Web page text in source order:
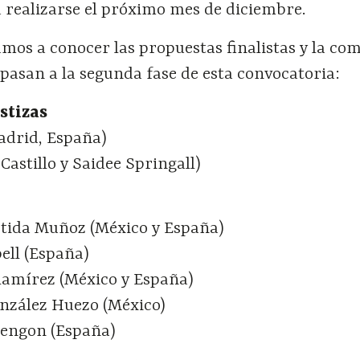
el próximo mes de diciembre.
a conocer las propuestas finalistas y la
a la segunda fase de esta convocatoria:
España)
Castillo y Saidee Springall)
Muñoz (México y España)
(España)
(México y España)
Huezo (México)
(España)